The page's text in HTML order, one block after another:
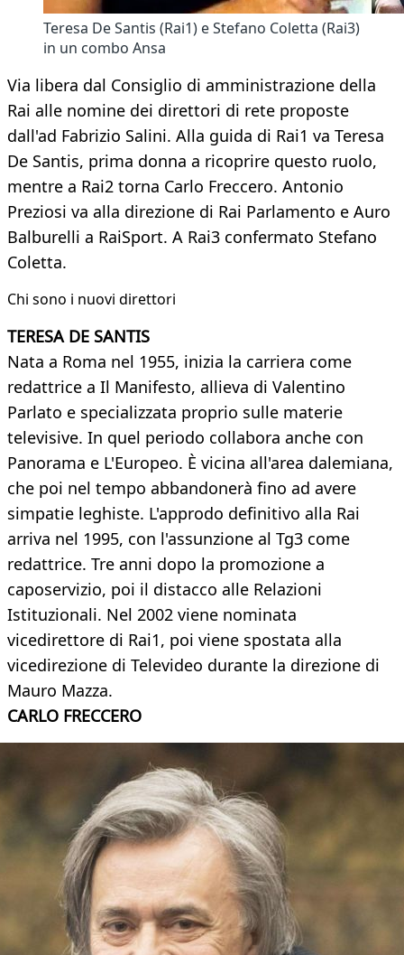
Teresa De Santis (Rai1) e Stefano Coletta (Rai3)
in un combo Ansa
Via libera dal Consiglio di amministrazione della
Rai alle nomine dei direttori di rete proposte
dall'ad Fabrizio Salini. Alla guida di Rai1 va Teresa
De Santis, prima donna a ricoprire questo ruolo,
mentre a Rai2 torna Carlo Freccero. Antonio
Preziosi va alla direzione di Rai Parlamento e Auro
Balburelli a RaiSport. A Rai3 confermato Stefano
Coletta.
Chi sono i nuovi direttori
TERESA DE SANTIS
Nata a Roma nel 1955, inizia la carriera come
redattrice a Il Manifesto, allieva di Valentino
Parlato e specializzata proprio sulle materie
televisive. In quel periodo collabora anche con
Panorama e L'Europeo. È vicina all'area dalemiana,
che poi nel tempo abbandonerà fino ad avere
simpatie leghiste. L'approdo definitivo alla Rai
arriva nel 1995, con l'assunzione al Tg3 come
redattrice. Tre anni dopo la promozione a
caposervizio, poi il distacco alle Relazioni
Istituzionali. Nel 2002 viene nominata
vicedirettore di Rai1, poi viene spostata alla
vicedirezione di Televideo durante la direzione di
Mauro Mazza.
CARLO FRECCERO